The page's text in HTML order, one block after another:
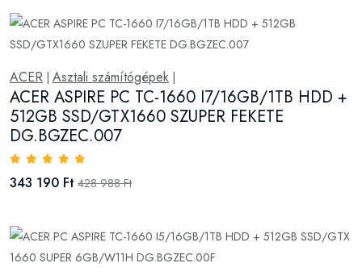
ACER Asztali számítógépek
ACER ASPIRE PC TC-1660 I7/16GB/1TB HDD +
512GB SSD/GTX1660 SZUPER FEKETE
DG.BGZEC.007
343 190 Ft 428 988 Ft